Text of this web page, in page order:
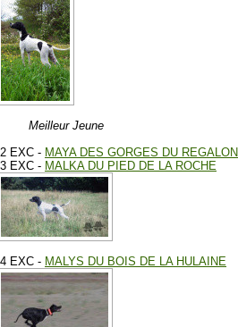
Meilleur Jeune
2 EXC - MAYA DES GORGES DU REGALON
3 EXC - MALKA DU PIED DE LA ROCHE
4 EXC - MALYS DU BOIS DE LA HULAINE